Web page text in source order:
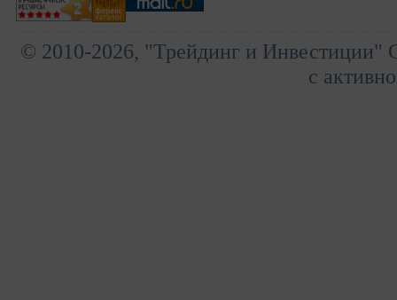
© 2010-2026, "Трейдинг и Инвестиции"
с